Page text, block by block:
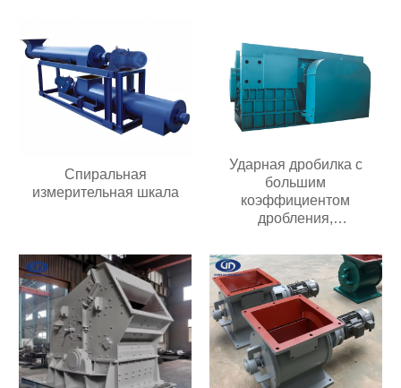
Спиральная
измерительная шкала
Ударная дробилка с
большим
коэффициентом
дробления,
подходит для добычи
полезных ископаемых
производительностью 20-
300 т/ч